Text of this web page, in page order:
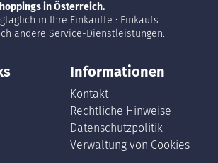
in Österreich.
in Ihre Einkäuffe : Einkaufs
andere Service-Dienstleistungen.
Informationen
Kontakt
Rechtliche Hinweise
Datenschutzpolitik
Verwaltung von Cookies